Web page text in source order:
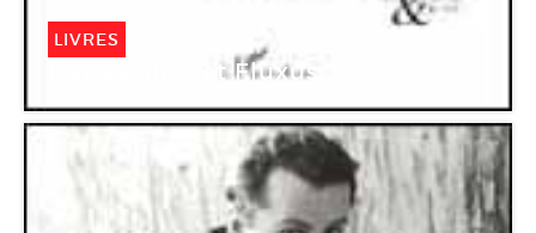
LIVRES
Happening et Fluxus